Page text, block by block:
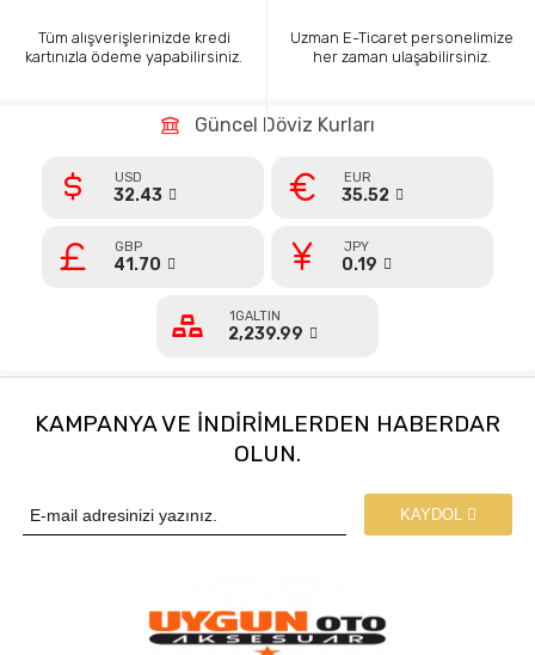
Tüm alışverişlerinizde kredi
kartınızla ödeme yapabilirsiniz.
Uzman E-Ticaret personelimize
her zaman ulaşabilirsiniz.
Güncel Döviz Kurları
USD
32.43
EUR
35.52
GBP
41.70
JPY
0.19
1GALTIN
2,239.99
KAMPANYA VE INDIRIMLERDEN HABERDAR
OLUN.
KAYDOL